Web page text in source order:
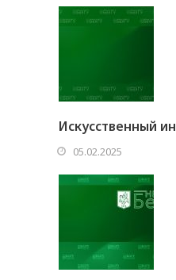
Искусственный
05.02.2025